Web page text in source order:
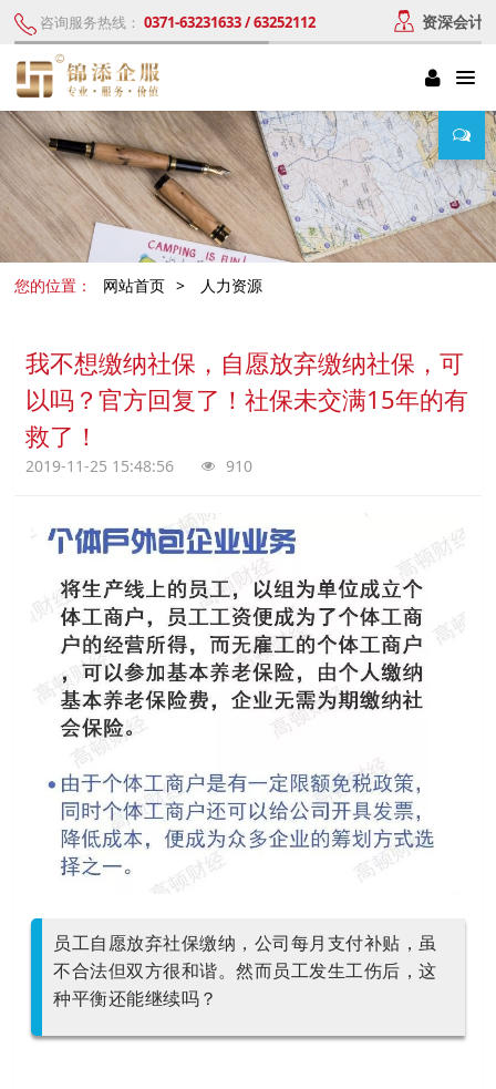
咨询服务热线： 0371-63231633 / 63252112 资深会计
您的位置： 网站首页 > 人力资源
我不想缴纳社保，自愿放弃缴纳社保，可
以吗？官方回复了！社保未交满15年的有
救了！
2019-11-25 15:48:56 910
员工自愿放弃社保缴纳，公司每月支付补贴，虽
不合法但双方很和谐。然而员工发生工伤后，这
种平衡还能继续吗？